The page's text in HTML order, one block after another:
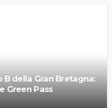
B della Gran Bretagna:
Green Pass